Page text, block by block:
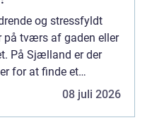
og stressfyldt
på tværs af gaden eller
På Sjælland er der
for at finde et
08 juli 2026